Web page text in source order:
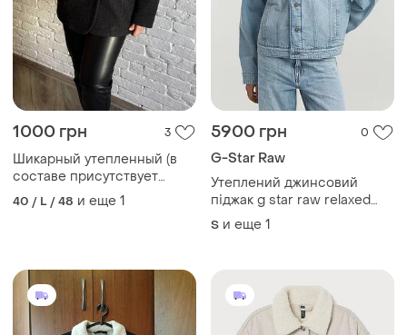
1000 грн 3
Шикарный утепленный (в
составе присутствует
шерсть) пиджак
украинского
40 / L / 48 и еще 1
5900 грн 0
G-Star Raw
Утеплений джинсовий
піджак g star raw relaxed
sherpa jacket
S и еще 1